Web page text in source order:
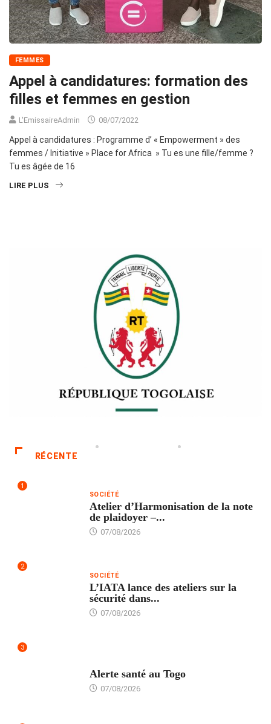
FEMMES
Appel à candidatures: formation des
filles et femmes en gestion
L'EmissaireAdmin 08/07/2022
Appel à candidatures : Programme d’ « Empowerment » des
femmes / Initiative » Place for Africa » Tu es une fille/femme ?
Tu es âgée de 16
LIRE PLUS
RÉCENTE
1
SOCIÉTÉ
Atelier d’Harmonisation de la note
de plaidoyer –...
07/08/2026
2
SOCIÉTÉ
L’IATA lance des ateliers sur la
sécurité dans...
07/08/2026
3
Alerte santé au Togo
07/08/2026